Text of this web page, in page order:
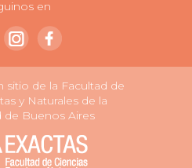
en
sitio de la Facultad de
y Naturales de la
de Buenos Aires